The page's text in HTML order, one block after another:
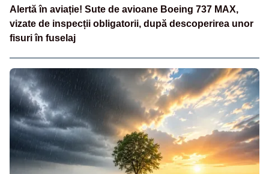
Alertă în aviație! Sute de avioane Boeing 737 MAX,
vizate de inspecții obligatorii, după descoperirea unor
fisuri în fuselaj